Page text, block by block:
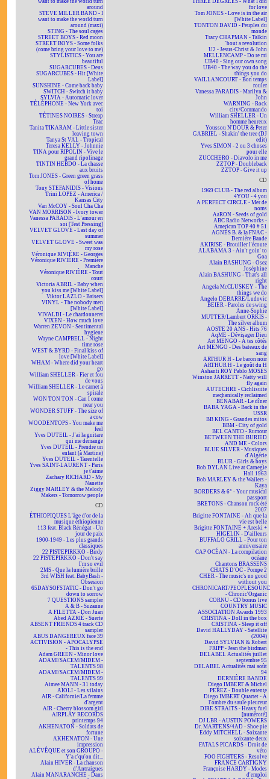
want to make the world turn
around
STEVE MILLER BAND - I
want to make the world turn
around (maxi)
STING - The soul cages
STREET BOYS - Red moon
STREET BOYS - Some folks
(come bring your love to me)
STYLISTICS - You are
beautiful
SUGARCUBES - Deus
SUGARCUBES - Hit [White
Label]
SUNSHINE - Come back baby
SWITCH - Switch it baby
SYLVIA - Automatic lover
TÉLÉPHONE - New York avec
toi
TÉTINES NOIRES - Streap
Teac
Tanita TIKARAM - Little sister
leaving town
Tanya St VAL - Tropical
Teresa KELLY - Johnnie
TINA pour RIPOLIN - Vive le
grand ripolinage
TINTIN HEBDO - La chasse
aux bruits
Tom JONES - Green green grass
of home
Tony STEFANIDIS - Visions
Trini LOPEZ - America /
Kansas City
Van McCOY - Soul Cha Cha
VAN MORRISON - Ivory tower
Vanessa PARADIS - L'amour en
soi [Test Pressing]
VELVET GLOVE - Last day of
summer
VELVET GLOVE - Sweet was
my rose
Véronique RIVIÈRE - Georges
Véronique RIVIÈRE - Première
Manche
Véronique RIVIÈRE - Tout
court
Victoria ABRIL - Baby when
you kiss me [White Label]
Viktor LAZLO - Baisers
VINYL - The nobody men
[White Label]
VIVALDI - Le chardonneret
VIXEN - How much love
Warren ZEVON - Sentimental
hygiene
Wayne CAMPBELL - Night
time rose
WEST & BYRD - Final kiss of
love [White Label]
WHAM - Where did your heart
go
William SHELLER - Fier et fou
de vous
William SHELLER - Le carnet à
spirale
WON TON TON - Can I come
near you
WONDER STUFF - The size of
a cow
WOODENTOPS - You make me
feel
Yves DUTEIL - J'ai la guitare
qui me démange
Yves DUTEIL - Prendre un
enfant (à Martine)
Yves DUTEIL - Tarentelle
Yves SAINT-LAURENT - Paris
je t'aime
Zachary RICHARD - My
Nanette
Ziggy MARLEY & the Melody
Makers - Tomorrow people
CD
ÉTHIOPIQUES L'âge d'or de la
musique éthiopienne
113 feat. Black Rénégat - Un
jour de paix
1900-1949 - Les plus grands
classiques
22 PISTEPIRKKO - Birdy
22 PISTEPIRKKO - Don't say
I'm so evil
2MS - Que la lumière brille
3rd WISH feat. BabyBash -
Obsesion
65DAYSOFSTATIC - Don't go
down to sorrow
7 QUESTIONS sampler
A & B - Suzanne
A FILETTA - Don Juan
Abed AZRIÉ - Suerte
ABSENT FRIENDS 4 track CD
sampler
ABUS DANGEREUX face 39
ACTIVISION - APOCALYPSE
- This is the end
Adam GREEN - Minor love
ADAMI/SACEM/MIDEM -
TALENTS 98
ADAMI/SACEM/MIDEM -
TALENTS 99
Aimee MANN - 31 today
AÏOLI - Les vilains
AIR - Californie/La femme
d'argent
AIR - Cherry blossom girl
AIRPLAY RECORDS
printemps 94
AKHENATON - Soldats de
fortune
AKHENATON - Une
impression
ALÉVÊQUE et son GROUPO -
Y'a c'qu'on dit...
Alain HIVER - La chanson
d'Antraigues
Alain MANARANCHE - Dans
THREE DEGREES - What I did
for love
Tom JONES - Love is in the air
[White Label]
TONTON DAVID - Peuples du
monde
Tracy CHAPMAN - Talkin
'bout a revolution
U2 - Jesus-Christ & John
MELLENCAMP - Do re mi
UB40 - Sing our own song
UB40 - The way you do the
things you do
VAILLANCOURT - Bon temps
rouler
Vanessa PARADIS - Marilyn &
John
WARNING - Rock
city/Commando
William SHELLER - Un
homme heureux
Youssou N'DOUR & Peter
GABRIEL - Shakin' the tree (DJ
edit)
Yves SIMON - 2 ou 3 choses
pour elle
ZUCCHERO - Diavolo in me
ZZTOP - Doubleback
ZZTOP - Give it up
CD
1969 CLUB - The red album
4YOU - 4 you
A PERFECT CIRCLE - Mer de
noms
AaRON - Seeds of gold
ABC Radio Networks -
American TOP 40 # 51
AGNÈS B. & la FNAC -
Dernière Bande
AKIRISE - Brouiller l'écoute
ALABAMA 3 - Ain't goin' to
Goa
Alain BASHUNG - Osez
Joséphine
Alain BASHUNG - That's all
right
Angela McCLUSKEY - The
things we do
Angelo DEBARRE/Ludovic
BEIER - Paroles de swing
Anne-Sophie
MUTTER/Lambert ORKIS -
The silver album
AOSTE 20 ANS - Hits 76
AqME - Dévisager Dieu
Art MENGO - À tes côtés
Art MENGO - Des bateaux de
sang
ARTHUR H - Le baron noir
ARTHUR H - Le goût du H
Ashanti ROY Pablo MOSES
Winston JARRETT - Natty will
fly again
AUTECHRE - Cichlisuite
mechanically reclaimed
BÉNABAR - Le dîner
BABA YAGA - Back in the
USSR
BB KING - Grandes mitos
BBM - City of gold
BEL CANTO - Rumour
BETWEEN THE BURIED
AND ME - Colors
BLUE SILVER - Musiques
d'Algérie
BLUR - Girls & boys
Bob DYLAN Live at Carnegie
Hall 1963
Bob MARLEY & the Wailers -
Kaya
BORDERS & 6° - Your musical
passport
BRETONS - Chanson rock été
2007
Brigitte FONTAINE - Ah que la
vie est belle
Brigitte FONTAINE + Areski +
HIGELIN - D'ailleurs
BUFFALO GRILL - Pour ton
anniversaire
CAP OCÉAN - La compilation
océane
Chantons BRASSENS
CHATS D'OC - Pompe 2
CHER - The music's no good
without you
CHRONICART/
- Chronic'Organic
CORNU - CD bonus live
COUNTRY MUSIC
ASSOCIATION Awards 1993
CRISTINA - Doll in the box
CRISTINA - Sleep it off
David HALLYDAY - Satellite
(2004)
David SYLVIAN & Robert
FRIPP - Jean the birdman
DELABEL Actualités juillet
septembre 95
DELABEL Actualités mai août
94
DERNIÈRE BANDE
Diego IMBERT & Michel
PEREZ - Double entente
Diego IMBERT Quartet - À
l'ombre du saule pleureur
DIRE STRAITS - Heavy fuel
[numéroté]
DJ LBR - AUSTIN POWERS
Dr. MARTENS/4AD - Shoe pie
Eddy MITCHELL - Soixante
soixante-deux
FATALS PICARDS - Droit de
véto
FOO FIGHTERS - Resolve
FRANCE CARTIGNY
Françoise HARDY - Modes
d'emploi